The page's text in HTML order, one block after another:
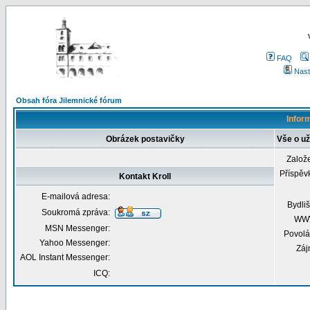
FAQ
Obsah fóra Jilemnické fórum
Obrázek postavičky Vše o
Kontakt Kroll
E-mailová adresa:
Soukromá zpráva:
MSN Messenger:
Yahoo Messenger:
AOL Instant Messenger:
ICQ: